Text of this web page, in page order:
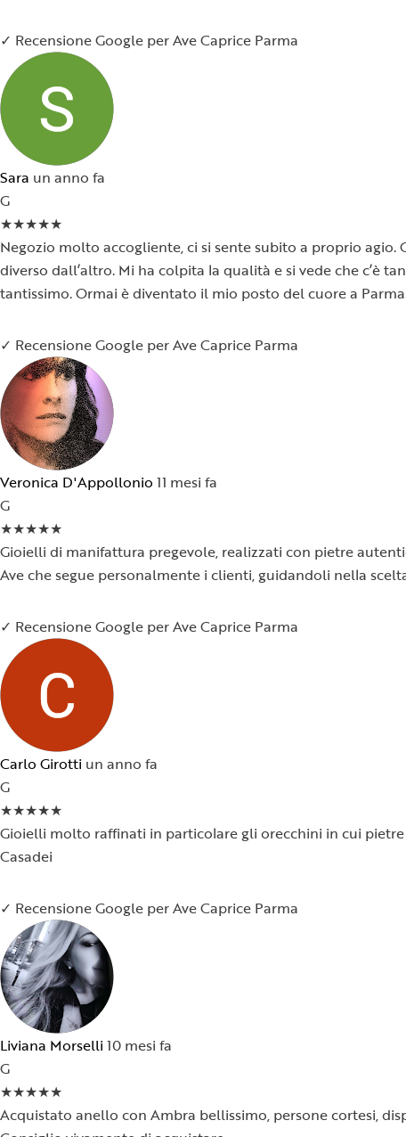
✓ Recensione Google per Ave Caprice Parma
Sara un anno fa
G
★★★★★
Negozio molto accogliente, ci si sente subito a proprio
diverso dall’altro. Mi ha colpita la qualità e si vede che c’è
tantissimo. Ormai è diventato il mio posto del cuore a
✓ Recensione Google per Ave Caprice Parma
Veronica D'Appollonio 11 mesi fa
G
★★★★★
Gioielli di manifattura pregevole, realizzati con pietre
Ave che segue personalmente i clienti, guidandoli nella
✓ Recensione Google per Ave Caprice Parma
Carlo Girotti un anno fa
G
★★★★★
Gioielli molto raffinati in particolare gli orecchini in cui
Casadei
✓ Recensione Google per Ave Caprice Parma
Liviana Morselli 10 mesi fa
G
★★★★★
Acquistato anello con Ambra bellissimo, persone cortesi,